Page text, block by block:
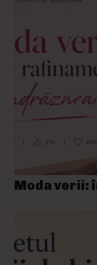
Moda verii: